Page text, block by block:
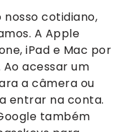
cotidiano,
A Apple
iPad e Mac por
Ao acessar um
a câmera ou
entrar na conta.
também